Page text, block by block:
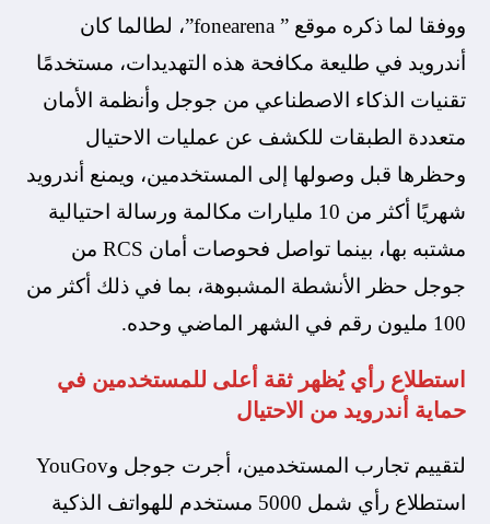
ووفقا لما ذكره موقع ” fonearena”، لطالما كان
أندرويد في طليعة مكافحة هذه التهديدات، مستخدمًا
تقنيات الذكاء الاصطناعي من جوجل وأنظمة الأمان
متعددة الطبقات للكشف عن عمليات الاحتيال
وحظرها قبل وصولها إلى المستخدمين، ويمنع أندرويد
شهريًا أكثر من 10 مليارات مكالمة ورسالة احتيالية
مشتبه بها، بينما تواصل فحوصات أمان RCS من
جوجل حظر الأنشطة المشبوهة، بما في ذلك أكثر من
100 مليون رقم في الشهر الماضي وحده.
استطلاع رأي يُظهر ثقة أعلى للمستخدمين في
حماية أندرويد من الاحتيال
لتقييم تجارب المستخدمين، أجرت جوجل وYouGov
استطلاع رأي شمل 5000 مستخدم للهواتف الذكية